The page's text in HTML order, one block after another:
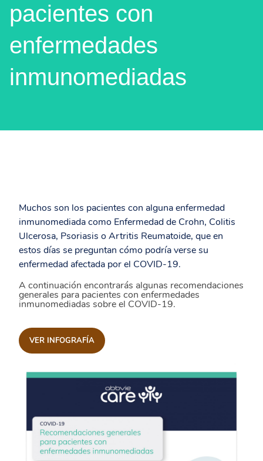
pacientes con
enfermedades
inmunomediadas
Muchos son los pacientes con alguna enfermedad
inmunomediada como Enfermedad de Crohn, Colitis
Ulcerosa, Psoriasis o Artritis Reumatoide, que en
estos días se preguntan cómo podría verse su
enfermedad afectada por el COVID-19.
A continuación encontrarás algunas recomendaciones
generales para pacientes con enfermedades
inmunomediadas sobre el COVID-19.
VER INFOGRAFÍA